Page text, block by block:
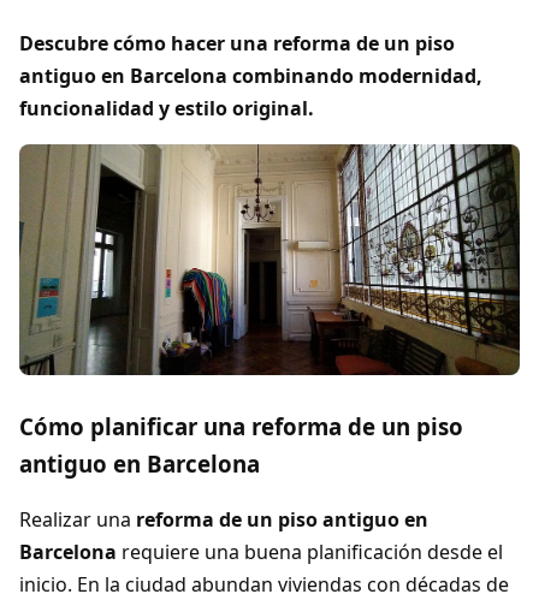
Descubre cómo hacer una reforma de un piso
antiguo en Barcelona combinando modernidad,
funcionalidad y estilo original.
Cómo planificar una reforma de un piso
antiguo en Barcelona
Realizar una reforma de un piso antiguo en
Barcelona requiere una buena planificación desde el
inicio. En la ciudad abundan viviendas con décadas de